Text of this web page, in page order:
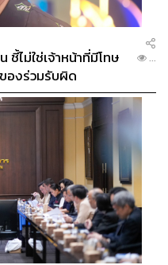
ไม่ใช่เจ้าหน้าที่มีโทษ
องร่วมรับผิด
...